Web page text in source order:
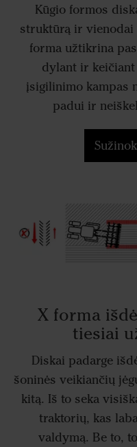
Kūgio formos
struktūrą ir vienodai
forma užtikrina
dylant ir
įsigilinimo kampas
padui ir
X forma
tiesiai
Diskai padarge
šoninės veikiančių
kitą. Iš to seka
traktorių, kas
valdymą. Be to,